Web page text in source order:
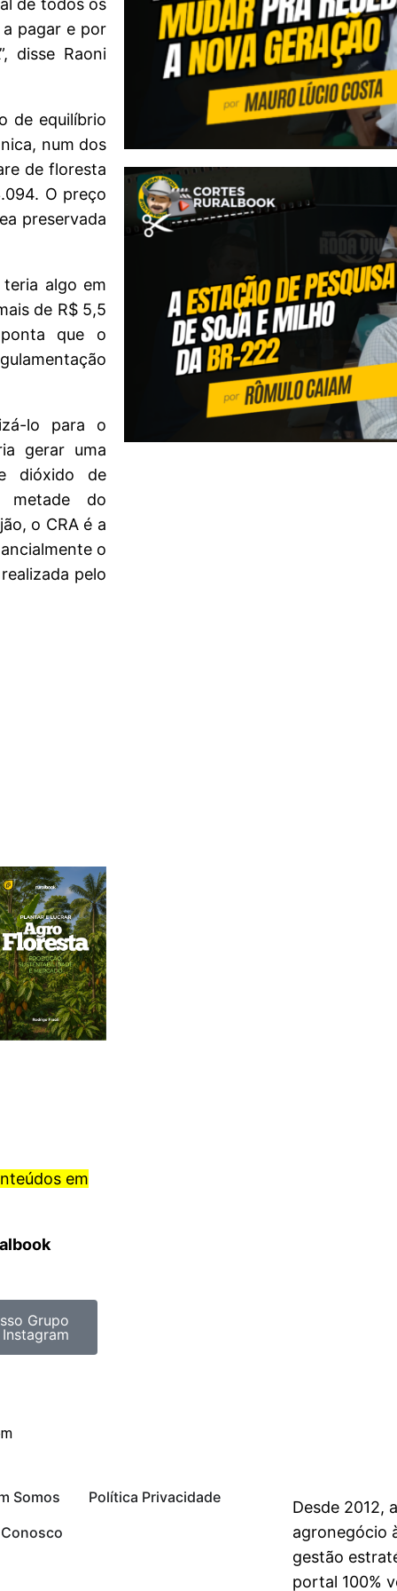
de todos os
pagar e por
disse Raoni
de equilíbrio
num dos
de floresta
O preço
preservada
algo em
de R$ 5,5
que o
lo para o
gerar uma
dióxido de
do
o CRA é a
o
pelo
em
Grupo
Somos
Política Privacidade
Desde 2012,
agronegócio
gestão
portal 100%